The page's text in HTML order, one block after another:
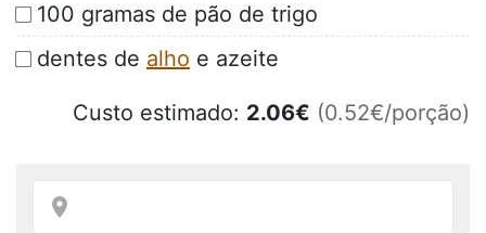
100 gramas de pão de trigo
dentes de alho e azeite
Custo estimado: 2.06€ (0.52€/porção)